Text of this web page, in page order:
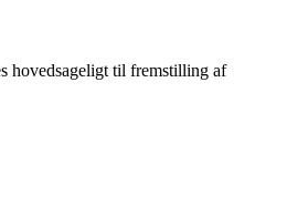
hovedsageligt til fremstilling af